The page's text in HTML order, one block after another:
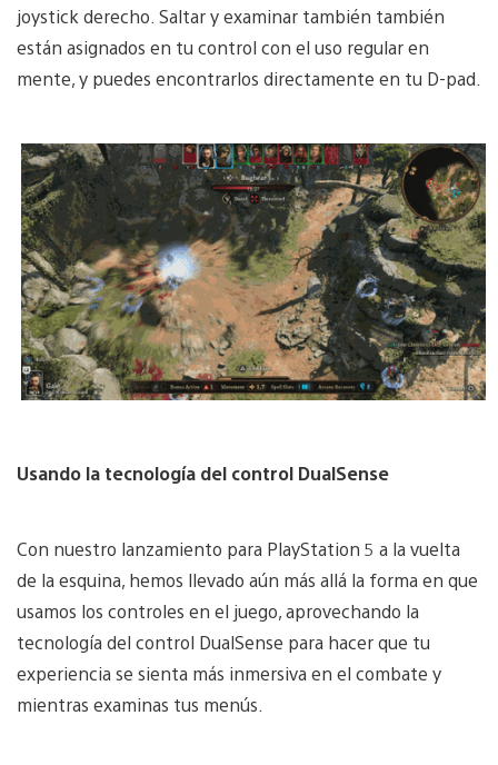
joystick derecho. Saltar y examinar también también
están asignados en tu control con el uso regular en
mente, y puedes encontrarlos directamente en tu D-pad.
Usando la tecnología del control DualSense
Con nuestro lanzamiento para PlayStation 5 a la vuelta
de la esquina, hemos llevado aún más allá la forma en que
usamos los controles en el juego, aprovechando la
tecnología del control DualSense para hacer que tu
experiencia se sienta más inmersiva en el combate y
mientras examinas tus menús.